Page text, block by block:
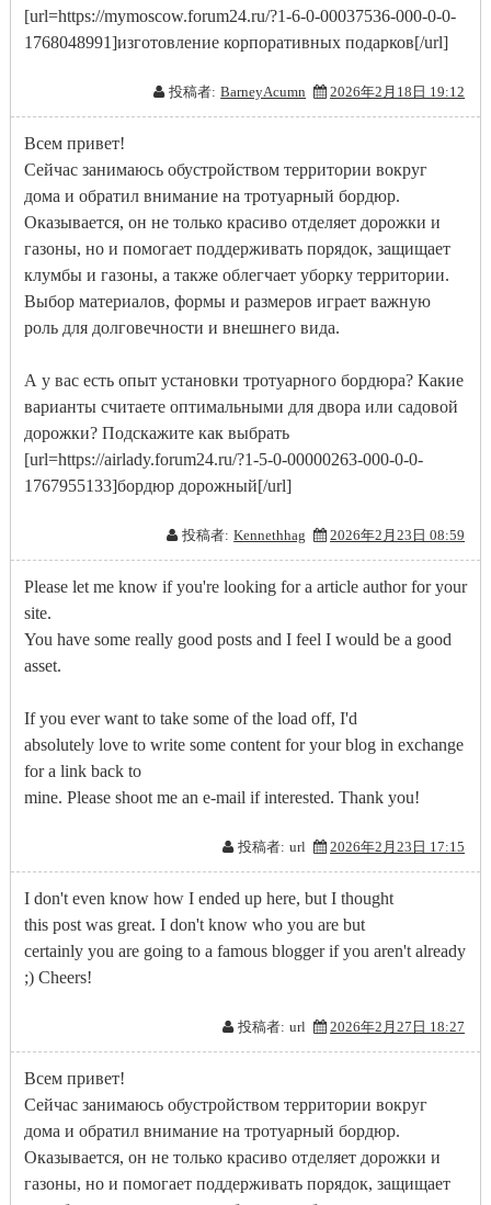
[url=https://mymoscow.forum24.ru/?1-6-0-00037536-000-0-0-
1768048991]изготовление корпоративных подарков[/url]
投稿者: BarneyAcumn 2026年2月18日 19:12
Всем привет!
Сейчас занимаюсь обустройством территории вокруг
дома и обратил внимание на тротуарный бордюр.
Оказывается, он не только красиво отделяет дорожки и
газоны, но и помогает поддерживать порядок, защищает
клумбы и газоны, а также облегчает уборку территории.
Выбор материалов, формы и размеров играет важную
роль для долговечности и внешнего вида.
А у вас есть опыт установки тротуарного бордюра? Какие
варианты считаете оптимальными для двора или садовой
дорожки? Подскажите как выбрать
[url=https://airlady.forum24.ru/?1-5-0-00000263-000-0-0-
1767955133]бордюр дорожный[/url]
投稿者: Kennethhag 2026年2月23日 08:59
Please let me know if you're looking for a article author for your
site.
You have some really good posts and I feel I would be a good
asset.
If you ever want to take some of the load off, I'd
absolutely love to write some content for your blog in exchange
for a link back to
mine. Please shoot me an e-mail if interested. Thank you!
投稿者: url 2026年2月23日 17:15
I don't even know how I ended up here, but I thought
this post was great. I don't know who you are but
certainly you are going to a famous blogger if you aren't already
;) Cheers!
投稿者: url 2026年2月27日 18:27
Всем привет!
Сейчас занимаюсь обустройством территории вокруг
дома и обратил внимание на тротуарный бордюр.
Оказывается, он не только красиво отделяет дорожки и
газоны, но и помогает поддерживать порядок, защищает